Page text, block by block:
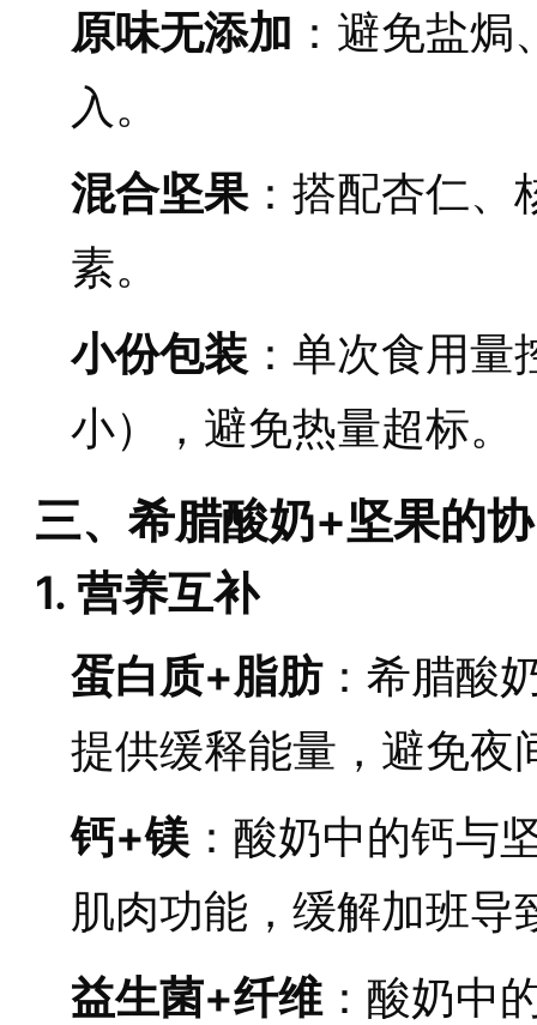
原味无添加 ：避免盐
入。
混合坚果：搭配杏仁、
素。
小份包装 ：单次食用
小），避免热量超标。
三、希腊酸奶+坚果的
1. 营养互补
蛋白质+脂肪：希腊酸
提供缓释能量，避免夜
钙+镁 ：酸奶中的钙与
肌肉功能，缓解加班导
益生菌+纤维：酸奶中